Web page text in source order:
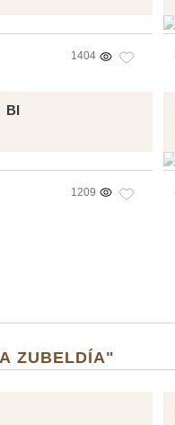
1404
BI
1209
ZUBELDÍA"